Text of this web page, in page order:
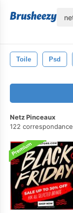
Toile Psd
Netz Pinceaux
122